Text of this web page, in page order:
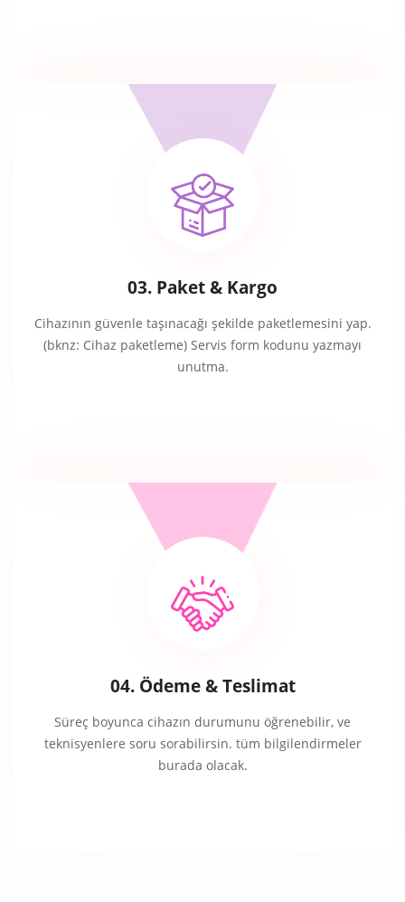
03. Paket & Kargo
Cihazının güvenle taşınacağı şekilde paketlemesini yap.
(bknz: Cihaz paketleme) Servis form kodunu yazmayı
unutma.
04. Ödeme & Teslimat
Süreç boyunca cihazın durumunu öğrenebilir, ve
teknisyenlere soru sorabilirsin. tüm bilgilendirmeler
burada olacak.